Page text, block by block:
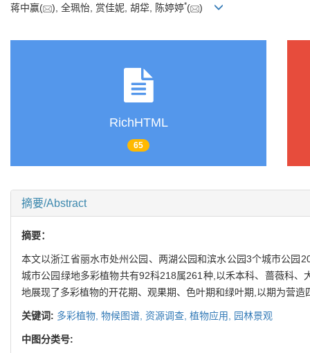
蒋中赢( ), 全珮怡, 赏佳妮, 胡牮, 陈婷婷*( )
RichHTML
65
摘要/Abstract
摘要：
本文以浙江省丽水市处州公园、两湖公园和滨水公园3个城市公园
城市公园绿地多彩植物共有92科218属261种,以禾本科、蔷薇科
地展现了多彩植物的开花期、观果期、色叶期和绿叶期,以期为营
关键词: 多彩植物, 物候图谱, 资源调查, 植物应用, 园林景观
中图分类号: